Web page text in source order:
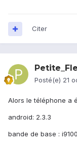
Citer
Posté(e) 21
Alors le téléphone a
android: 2.3.3
bande de base :